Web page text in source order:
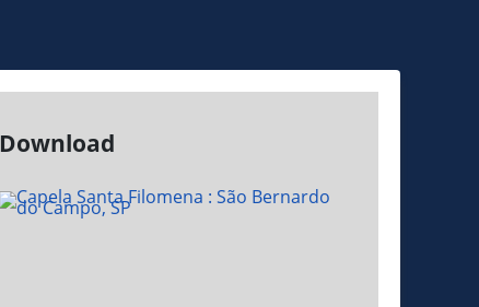
Download